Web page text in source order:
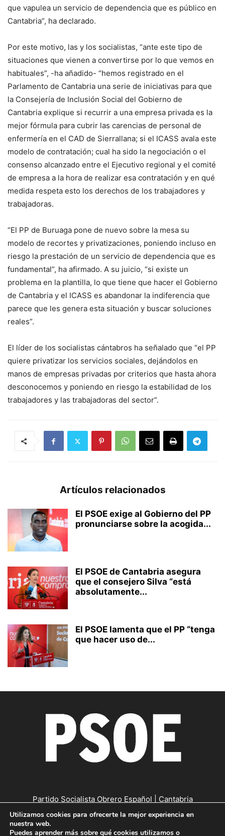
que vapulea un servicio de dependencia que es público en
Cantabria”, ha declarado.
Por este motivo, las y los socialistas, “ante este tipo de
situaciones que vienen a convertirse por lo que vemos en
habituales”, -ha añadido- “hemos registrado en el
Parlamento de Cantabria una serie de iniciativas para que
la Consejería de Inclusión Social del Gobierno de
Cantabria explique si recurrir a una empresa privada es la
mejor fórmula para cubrir las carencias de personal de
enfermería en el CAD de Sierrallana; si el ICASS avala este
modelo de contratación; cual ha sido la negociación o el
consenso alcanzado entre el Ejecutivo regional y el comité
de empresa a la hora de realizar esa contratación y en qué
medida respeta esto los derechos de los trabajadores y
trabajadoras.
“El PP de Buruaga pone de nuevo sobre la mesa su
modelo de recortes y privatizaciones, poniendo incluso en
riesgo la prestación de un servicio de dependencia que es
fundamental”, ha afirmado. A su juicio, “si existe un
problema en la plantilla, lo que tiene que hacer el Gobierno
de Cantabria y el ICASS es abandonar la indiferencia que
parece que les genera esta situación y buscar soluciones
reales”.
El líder de los socialistas cántabros ha señalado que “el PP
quiere privatizar los servicios sociales, dejándolos en
manos de empresas privadas por criterios que hasta ahora
desconocemos y poniendo en riesgo la estabilidad de los
trabajadores y las trabajadoras del sector”.
Artículos relacionados
El PSOE exige al Gobierno del PP
pronunciarse sobre la acogida...
El PSOE de Cantabria asegura
que el consejero Silva “está
absolutamente...
El PSOE lamenta que el PP “tenga
que hacer uso de...
Partido Socialista Obrero Español | Cantabria
Contáctanos:cantabria@psc-psoe.es
Utilizamos cookies para ofrecerte la mejor experiencia en
nuestra web.
Puedes aprender más sobre qué cookies utilizamos o